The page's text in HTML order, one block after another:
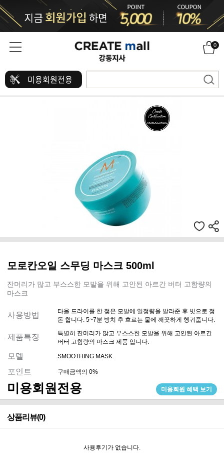
0
미용회원전용
모로칸오일 스무딩 마스크 500ml
잔머리가 많고 부스스한 모발을 위해 고안된 아르간 버터 고함량의
마스크
사용방법
타올 드라이를 한 젖은 모발에 일정량을 발라준 후 빗으로 정
돈 합니다. 5~7분 방치 후 흐르는 물에 깨끗하게 헹궈줍니다.
제품특징
특별히 잔머리가 많고 부스스한 모발을 위해 고안된 아르간
버터 고함량의 마스크 제품 입니다.
모델 SMOOTHING MASK
포인트 구매금액의 0%
미용회원전용 미용회원 혜택 보기
상품리뷰(0)
사용후기가 없습니다.